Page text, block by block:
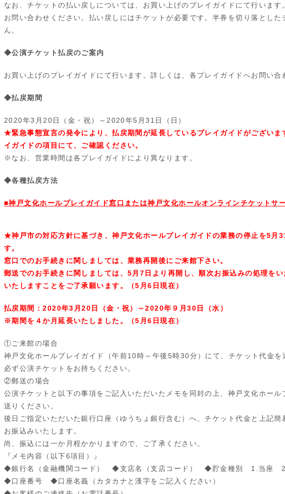
なお、チケットの払い戻しについては、お買い上げのプレイガイドにて行いま
お問い合わせください。払い戻しにはチケットが必要です。半券を切り落とし
ん。
◆公演チケット払戻のご案内
お買い上げのプレイガイドにて行います。詳しくは、各プレイガイドへお問い合
◆払戻期間
2020年3 月 20日（金・祝）～ 2020年5 月31 日（日）
★緊急事態宣言の発令により、払戻期間が延長しているプレイガイドがございま
イガイドの項目にて、ご確認ください。
※なお、営業時間は各プレイガイドにより異なります。
◆各種払戻方法
■神戸文化ホールプレイガイド窓口または神戸文化ホールオンラインチケットサ
★神戸市の対応方針に基づき、神戸文化ホールプレイガイドの業務の停止を5月
す。
窓口でのお手続きに関しましては、業務再開後にご来館下さい。
郵送でのお手続きに関しましては、5月7日より再開し、順次お振込みの処理を
いたしますことをご了承願います。（5月6日現在）
払戻期間：2020年3 月20 日（金・祝）～2020年９月30日（水）
※期間を４か月延長いたしました。（5月6日現在）
①ご来館の場合
神戸文化ホールプレイガイド（午前10時～午後5時30分）にて、チケット代金を
必ず公演チケットをお持ちください。
②郵送の場合
公演チケットと以下の事項をご記入いただいたメモを同封の上、神戸文化ホール
送りください。
後日ご指定いただいた銀行口座（ゆうちょ銀行含む）へ、チケット代金と上記簡
お振込みいたします。
尚、振込には一か月程かかりますので、ご了承ください。
『メモ内容（以下6項目）』
◆銀行名（金融機関コード） ◆支店名（支店コード） ◆貯金種別 1. 当座
◆口座番号 ◆口座名義（カタカナと漢字をご記入ください）